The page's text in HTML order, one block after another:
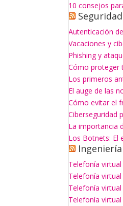
10 consejos
Seguridad
Autenticación
Vacaciones y
Phishing y
Cómo proteger
Los primeros
El auge de las
Cómo evitar el
Ciberseguridad
La importancia
Los Botnets: El
Ingeniería
Telefonía
Telefonía
Telefonía
Telefonía